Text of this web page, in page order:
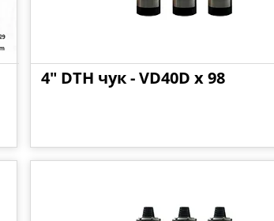
4" DTH чук - VD40D x 98